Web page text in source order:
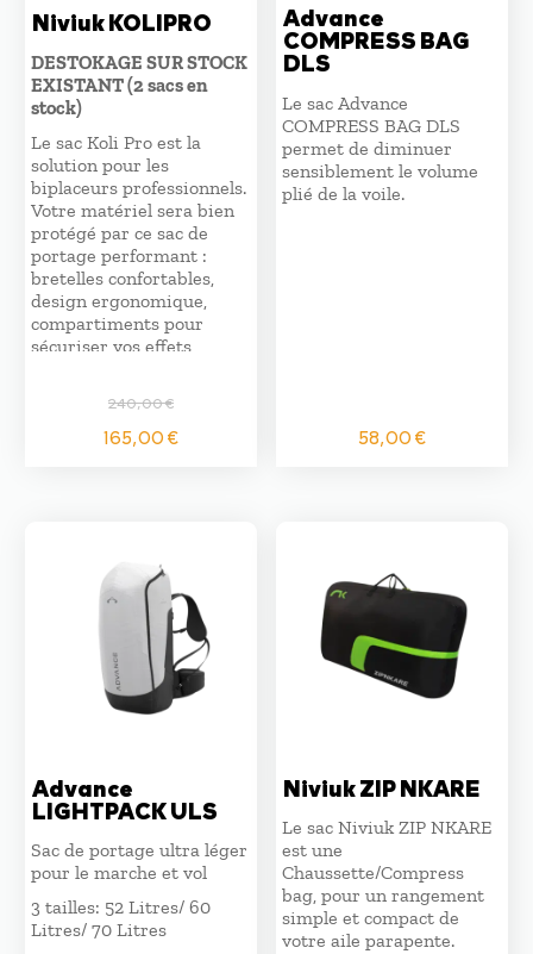
Niviuk KOLIPRO
DESTOKAGE SUR STOCK
EXISTANT (2 sacs en
stock)
Le sac Koli Pro est la
solution pour les
biplaceurs professionnels.
Votre matériel sera bien
protégé par ce sac de
portage performant :
bretelles confortables,
design ergonomique,
compartiments pour
sécuriser vos effets
240,00€
Le
prix
165,00€Le
Advance
COMPRESS BAG
DLS
Le sac Advance
COMPRESS BAG DLS
permet de diminuer
sensiblement le volume
plié de la voile.
58,00€
Advance
LIGHTPACK ULS
Sac de portage ultra léger
pour le marche et vol
3 tailles: 52 Litres/ 60
Litres/ 70 Litres
Niviuk ZIP NKARE
Le sac Niviuk ZIP NKARE
est une
Chaussette/Compress
bag, pour un rangement
simple et compact de
votre aile parapente.